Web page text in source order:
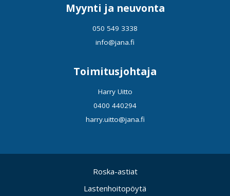
Myynti ja neuvonta
050 549 3338
info@jana.fi
Toimitusjohtaja
Harry Uitto
0400 440294
harry.uitto@jana.fi
Roska-astiat
Lastenhoitopöytä